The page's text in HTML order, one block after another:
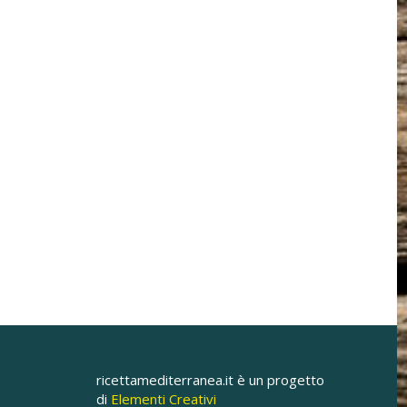
ricettamediterranea.it è un progetto
di Elementi Creativi